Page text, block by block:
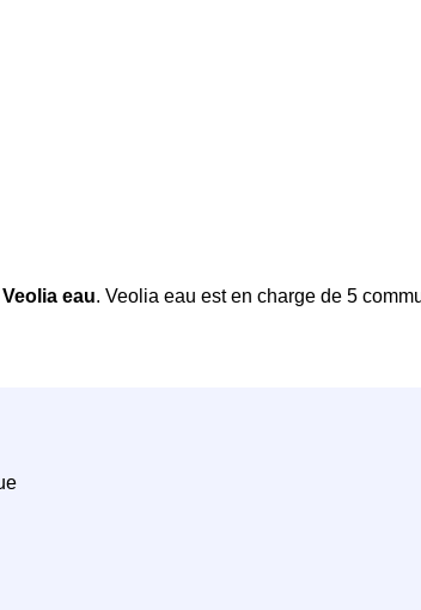
Veolia eau. Veolia eau est en charge de 5